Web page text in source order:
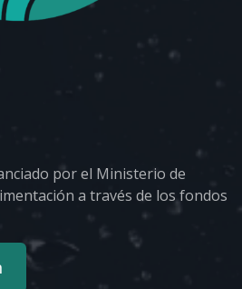
por el Ministerio de
a través de los fondos